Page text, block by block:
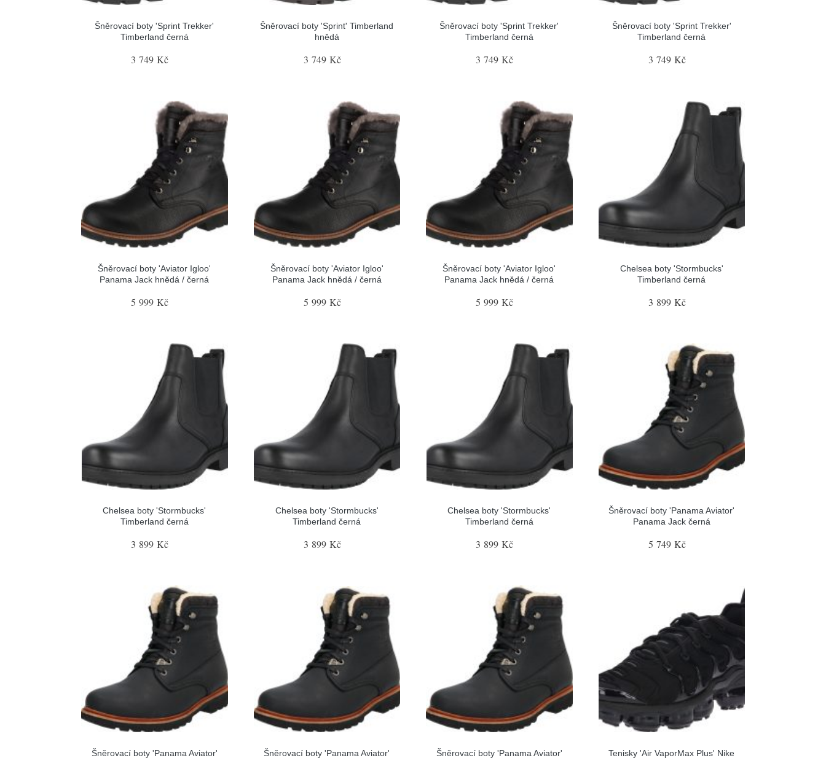
Šněrovací boty 'Sprint Trekker'
Timberland černá
3 749 Kč
Šněrovací boty 'Sprint' Timberland
hnědá
3 749 Kč
Šněrovací boty 'Sprint Trekker'
Timberland černá
3 749 Kč
Šněrovací boty 'Sprint Trekker'
Timberland černá
3 749 Kč
Šněrovací boty 'Aviator Igloo'
Panama Jack hnědá / černá
5 999 Kč
Šněrovací boty 'Aviator Igloo'
Panama Jack hnědá / černá
5 999 Kč
Šněrovací boty 'Aviator Igloo'
Panama Jack hnědá / černá
5 999 Kč
Chelsea boty 'Stormbucks'
Timberland černá
3 899 Kč
Chelsea boty 'Stormbucks'
Timberland černá
3 899 Kč
Chelsea boty 'Stormbucks'
Timberland černá
3 899 Kč
Chelsea boty 'Stormbucks'
Timberland černá
3 899 Kč
Šněrovací boty 'Panama Aviator'
Panama Jack černá
5 749 Kč
Šněrovací boty 'Panama Aviator' Šněrovací boty 'Panama Aviator' Šněrovací boty 'Panama Aviator' Tenisky 'Air VaporMax Plus' Nike